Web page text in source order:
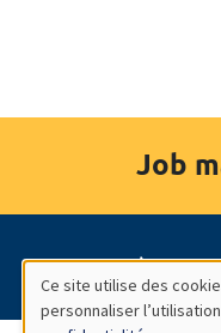
Job
À propos
Ce site utilise des
personnaliser